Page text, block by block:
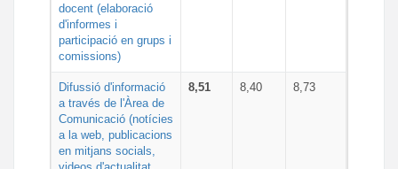
docent (elaboració
d'informes i
participació en grups i
comissions)
Difussió d'informació
a través de l'Àrea de
Comunicació (notícies
a la web, publicacions
en mitjans socials,
videos d'actualitat,
8,51 8,40 8,73